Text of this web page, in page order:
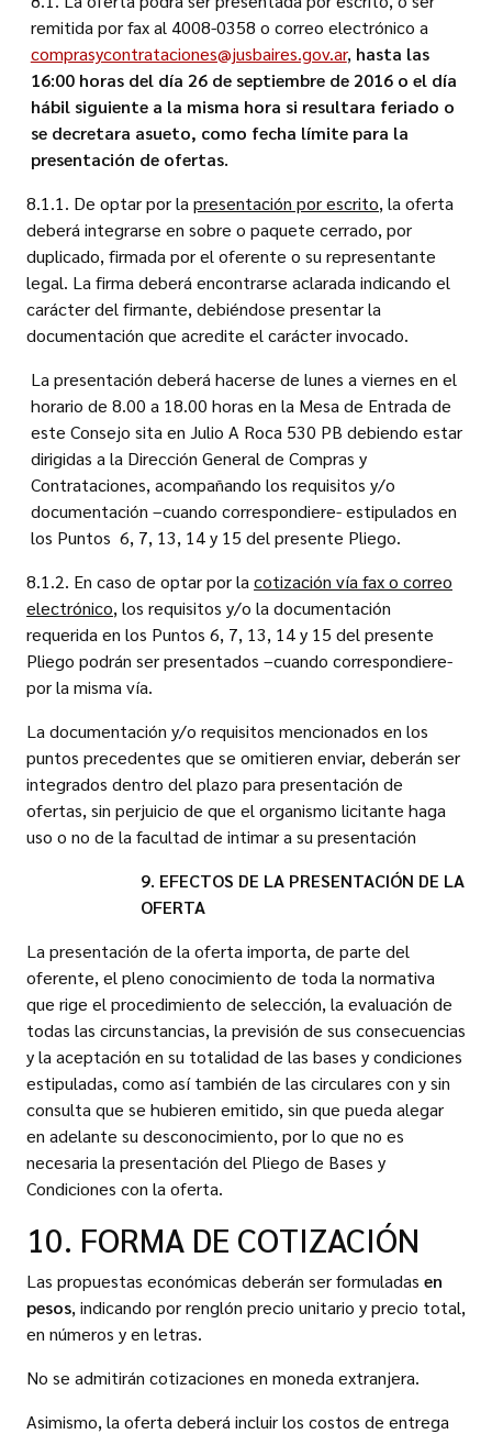
remitida por fax al 4008-0358 o correo electrónico a
comprasycontrataciones@jusbaires.gov.ar, hasta las
16:00 horas del día 26 de septiembre de 2016 o el día
hábil siguiente a la misma hora si resultara feriado o
se decretara asueto, como fecha límite para la
presentación de ofertas.
8.1.1. De optar por la presentación por escrito, la oferta
deberá integrarse en sobre o paquete cerrado, por
duplicado, firmada por el oferente o su representante
legal. La firma deberá encontrarse aclarada indicando el
carácter del firmante, debiéndose presentar la
documentación que acredite el carácter invocado.
La presentación deberá hacerse de lunes a viernes en el
horario de 8.00 a 18.00 horas en la Mesa de Entrada de
este Consejo sita en Julio A Roca 530 PB debiendo estar
dirigidas a la Dirección General de Compras y
Contrataciones, acompañando los requisitos y/o
documentación –cuando correspondiere- estipulados en
los Puntos 6, 7, 13, 14 y 15 del presente Pliego.
8.1.2. En caso de optar por la cotización vía fax o correo
electrónico, los requisitos y/o la documentación
requerida en los Puntos 6, 7, 13, 14 y 15 del presente
Pliego podrán ser presentados –cuando correspondiere-
por la misma vía.
La documentación y/o requisitos mencionados en los
puntos precedentes que se omitieren enviar, deberán ser
integrados dentro del plazo para presentación de
ofertas, sin perjuicio de que el organismo licitante haga
uso o no de la facultad de intimar a su presentación
9. EFECTOS DE LA PRESENTACIÓN DE LA
OFERTA
La presentación de la oferta importa, de parte del
oferente, el pleno conocimiento de toda la normativa
que rige el procedimiento de selección, la evaluación de
todas las circunstancias, la previsión de sus consecuencias
y la aceptación en su totalidad de las bases y condiciones
estipuladas, como así también de las circulares con y sin
consulta que se hubieren emitido, sin que pueda alegar
en adelante su desconocimiento, por lo que no es
necesaria la presentación del Pliego de Bases y
Condiciones con la oferta.
10. FORMA DE COTIZACIÓN
Las propuestas económicas deberán ser formuladas en
pesos, indicando por renglón precio unitario y precio total,
en números y en letras.
No se admitirán cotizaciones en moneda extranjera.
Asimismo, la oferta deberá incluir los costos de entrega